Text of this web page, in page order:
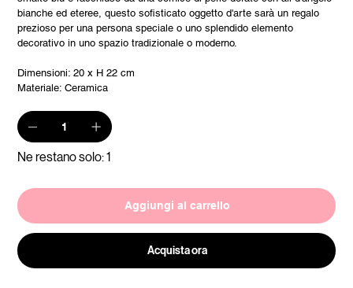
bianche ed eteree, questo sofisticato oggetto d'arte sarà un regalo
prezioso per una persona speciale o uno splendido elemento
decorativo in uno spazio tradizionale o moderno.
Dimensioni: 20 x H 22 cm
Materiale: Ceramica
Ne restano solo: 1
Aggiungi al carrello
Acquista ora